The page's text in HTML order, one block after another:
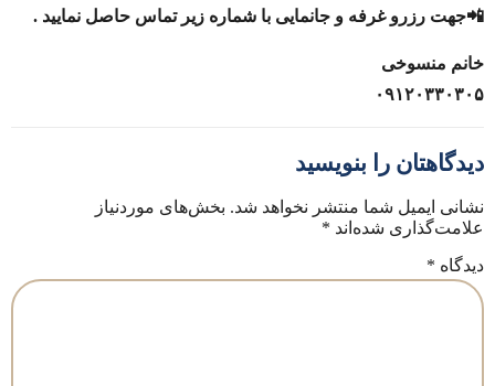
📲جهت رزرو غرفه و جانمایی با شماره زیر تماس حاصل نمایید .
خانم منسوخی
۰۹۱۲۰۳۳۰۳۰۵
دیدگاهتان را بنویسید
نشانی ایمیل شما منتشر نخواهد شد. بخش‌های موردنیاز
علامت‌گذاری شده‌اند *
دیدگاه *